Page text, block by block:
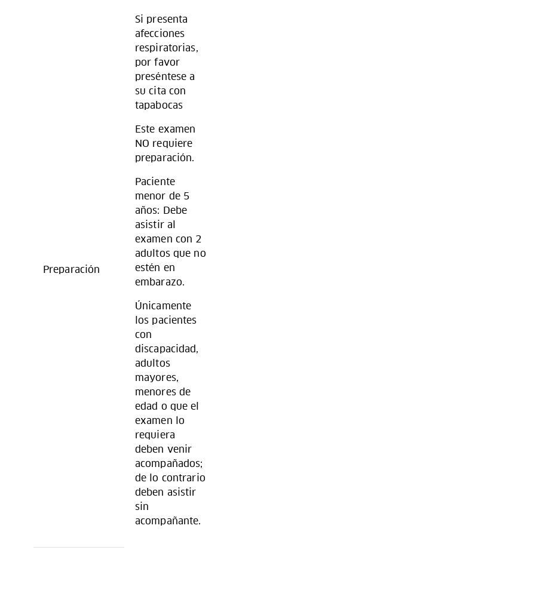
Preparación
Si presenta
afecciones
respiratorias,
por favor
preséntese a
su cita con
tapabocas
Este examen
NO requiere
preparación.
Paciente
menor de 5
años: Debe
asistir al
examen con 2
adultos que no
estén en
embarazo.
Únicamente
los pacientes
con
discapacidad,
adultos
mayores,
menores de
edad o que el
examen lo
requiera
deben venir
acompañados;
de lo contrario
deben asistir
sin
acompañante.